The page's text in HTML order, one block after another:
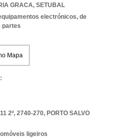
GRACA, SETUBAL
electrónicos, de
partes
Mapa
2º, 2740-270, PORTO SALVO
ligeiros